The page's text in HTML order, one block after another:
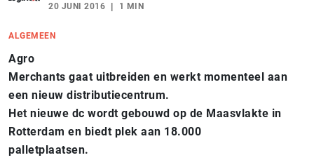
20 JUNI 2016 1 MIN
ALGEMEEN
Agro
Merchants gaat uitbreiden en werkt momenteel aan
een nieuw distributiecentrum.
Het nieuwe dc wordt gebouwd op de Maasvlakte in
Rotterdam en biedt plek aan 18.000
palletplaatsen.